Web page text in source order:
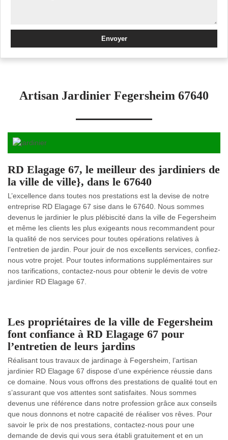
Artisan Jardinier Fegersheim 67640
RD Elagage 67, le meilleur des jardiniers de
la ville de ville}, dans le 67640
L’excellence dans toutes nos prestations est la devise de notre
entreprise RD Elagage 67 sise dans le 67640. Nous sommes
devenus le jardinier le plus plébiscité dans la ville de Fegersheim
et même les clients les plus exigeants nous recommandent pour
la qualité de nos services pour toutes opérations relatives à
l’entretien de jardin. Pour jouir de nos excellents services, confiez-
nous votre projet. Pour toutes informations supplémentaires sur
nos tarifications, contactez-nous pour obtenir le devis de votre
jardinier RD Elagage 67.
Les propriétaires de la ville de Fegersheim
font confiance à RD Elagage 67 pour
l’entretien de leurs jardins
Réalisant tous travaux de jardinage à Fegersheim, l’artisan
jardinier RD Elagage 67 dispose d’une expérience réussie dans
ce domaine. Nous vous offrons des prestations de qualité tout en
s’assurant que vos attentes sont satisfaites. Nous sommes
devenus une référence dans notre profession grâce aux conseils
que nous donnons et notre capacité de réaliser vos rêves. Pour
savoir le prix de nos prestations, contactez-nous pour une
demande de devis qui vous sera établi gratuitement et en un